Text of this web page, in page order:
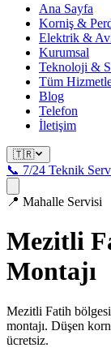
Ana Sayfa
Korniş &
Elektrik &
Kurumsal
Teknoloji &
Tüm
Blog
Telefon
İletişim
🇹🇷
📞 7/24 Teknik
📍 Mahalle Servisi
Mezitli
Montajı
Mezitli Fatih
montajı. Düşen
ücretsiz.